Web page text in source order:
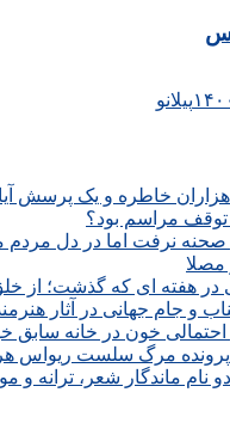
پیلانو
هزاران خاطره و یک پرسش
توقف مراسم بود؟
نرفت اما در دل مردم
مصلا
در هفته ای که گذشت؛ از
و جام جهانی در آثار
خون در خانه سابق
پرونده مرگ سلست ریواس
نام ماندگار شعر، ترانه و